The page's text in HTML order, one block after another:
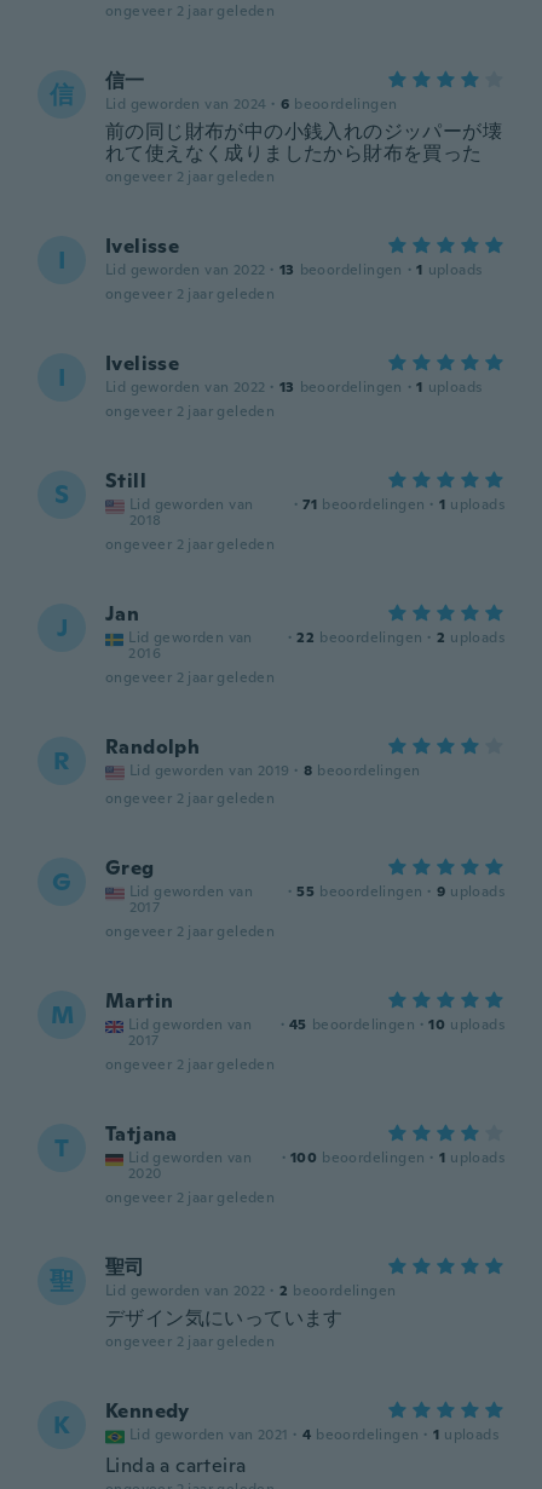
ongeveer 2 jaar geleden
信 信一
Lid geworden van 2024 · 6 beoordelingen
前の同じ財布が中の小銭入れのジッパーが壊
れて使えなく成りましたから財布を買った
ongeveer 2 jaar geleden
I Ivelisse
Lid geworden van 2022 · 13 beoordelingen · 1 uploads
ongeveer 2 jaar geleden
I Ivelisse
Lid geworden van 2022 · 13 beoordelingen · 1 uploads
ongeveer 2 jaar geleden
S Still
Lid geworden van
2018
· 71 beoordelingen · 1 uploads
ongeveer 2 jaar geleden
J Jan
Lid geworden van
2016
· 22 beoordelingen · 2 uploads
ongeveer 2 jaar geleden
R Randolph
Lid geworden van 2019 · 8 beoordelingen
ongeveer 2 jaar geleden
G Greg
Lid geworden van
2017
· 55 beoordelingen · 9 uploads
ongeveer 2 jaar geleden
M Martin
Lid geworden van
2017
· 45 beoordelingen · 10 uploads
ongeveer 2 jaar geleden
T Tatjana
Lid geworden van
2020
· 100 beoordelingen · 1 uploads
ongeveer 2 jaar geleden
聖 聖司
Lid geworden van 2022 · 2 beoordelingen
デザイン気にいっています
ongeveer 2 jaar geleden
K Kennedy
Lid geworden van 2021 · 4 beoordelingen · 1 uploads
Linda a carteira